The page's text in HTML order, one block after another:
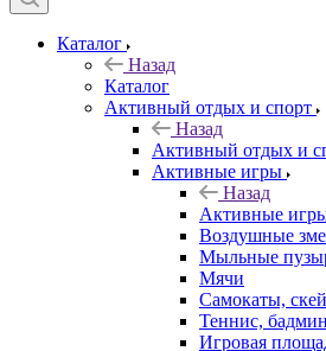
Каталог
Назад
Каталог
Активный отдых и спорт
Назад
Активный отдых и
Активные игры
Назад
Активные
Воздушные
Мыльные
Мячи
Самокаты,
Теннис,
Игровая